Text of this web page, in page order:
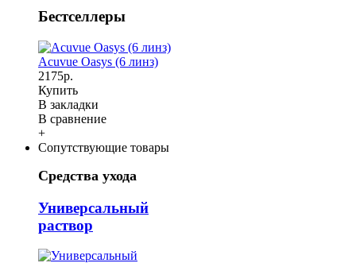
Бестселлеры
Acuvue Oasys (6 линз)
2175р.
Купить
В закладки
В сравнение
+
Сопутствующие товары
Средства ухода
Универсальный
раствор